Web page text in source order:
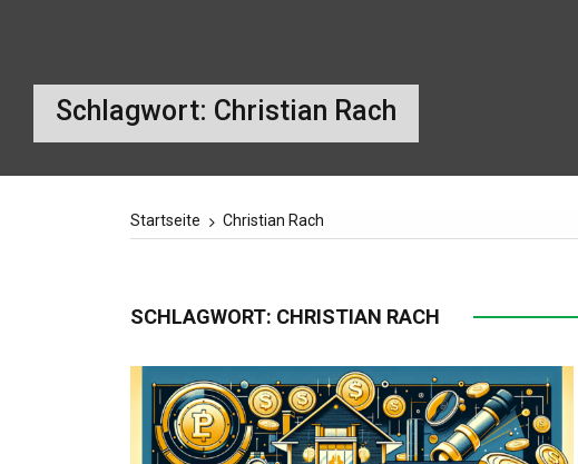
Schlagwort: Christian Rach
Startseite Christian Rach
SCHLAGWORT: CHRISTIAN RACH